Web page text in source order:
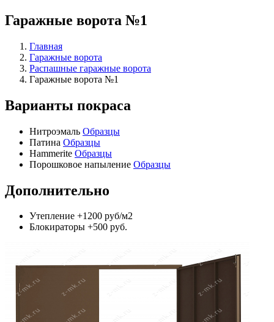
Гаражные ворота №1
Главная
Гаражные ворота
Распашные гаражные ворота
Гаражные ворота №1
Варианты покраса
Нитроэмаль Образцы
Патина Образцы
Hammerite Образцы
Порошковое напыление Образцы
Дополнительно
Утепление +1200 руб/м2
Блокираторы +500 руб.